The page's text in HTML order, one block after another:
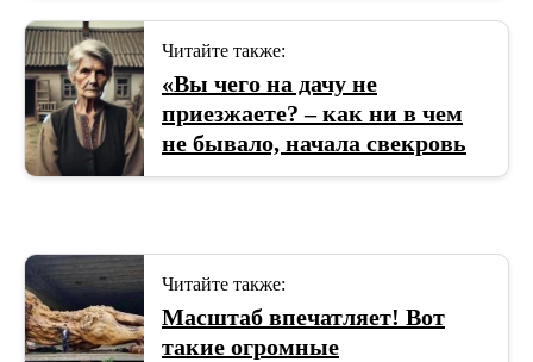
Читайте также:
«Вы чего на дачу не
приезжаете? – как ни в чем
не бывало, начала свекровь
Читайте также:
Масштаб впечатляет! Вот
такие огромные